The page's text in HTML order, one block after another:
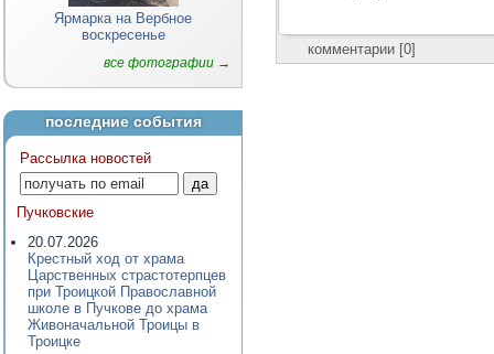
Ярмарка на Вербное
воскресенье
все фотографии →
последние события
Рассылка новостей
Пучковские
20.07.2026
Крестный ход от храма
Царственных страстотерпцев
при Троицкой Православной
школе в Пучкове до храма
Живоначальной Троицы в
Троицке
комментарии [0]